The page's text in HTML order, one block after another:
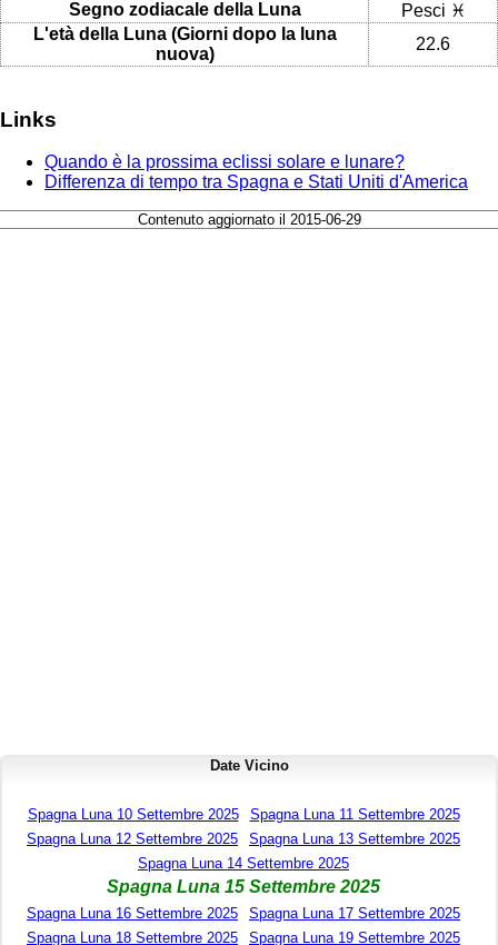
Segno zodiacale della Luna
Pesci ♓
L'età della Luna (Giorni dopo la luna
nuova)
22.6
Links
Quando è la prossima eclissi solare e lunare?
Differenza di tempo tra Spagna e Stati Uniti d'America
Contenuto aggiornato il 2015-06-29
Date Vicino
Spagna Luna 10 Settembre 2025
Spagna Luna 11 Settembre 2025
Spagna Luna 12 Settembre 2025
Spagna Luna 13 Settembre 2025
Spagna Luna 14 Settembre 2025
Spagna Luna 15 Settembre 2025
Spagna Luna 16 Settembre 2025
Spagna Luna 17 Settembre 2025
Spagna Luna 18 Settembre 2025
Spagna Luna 19 Settembre 2025